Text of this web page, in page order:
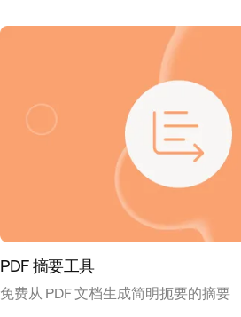
PDF 摘要工具
免费从 PDF 文档生成简明扼要的摘要